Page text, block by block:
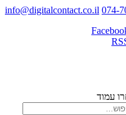
074-
info@digitalcontact.co.il
עמוד